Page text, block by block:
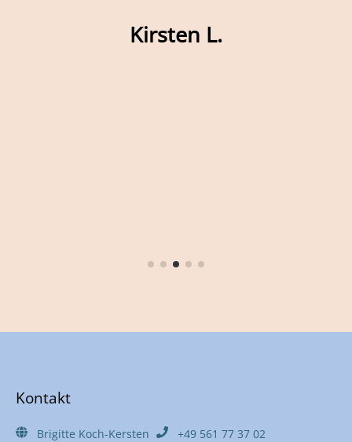
Kirsten L.
Kontakt
Brigitte Koch-Kersten
+49 561 77 37 02